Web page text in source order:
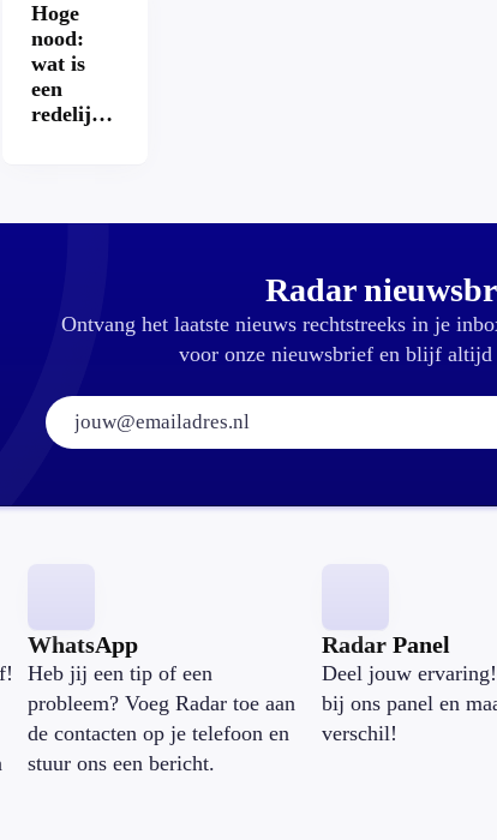
Hoge
nood:
wat is
een
redelijke
Radar
Ontvang het laatste nieuws rechtstreeks in je
voor onze nieuwsbrief en blijf altijd
E-mailadres:
WhatsApp
Heb jij een tip of een
probleem? Voeg Radar toe aan
de contacten op je telefoon en
stuur ons een bericht.
Radar Panel
Deel jouw
bij ons panel en
verschil!